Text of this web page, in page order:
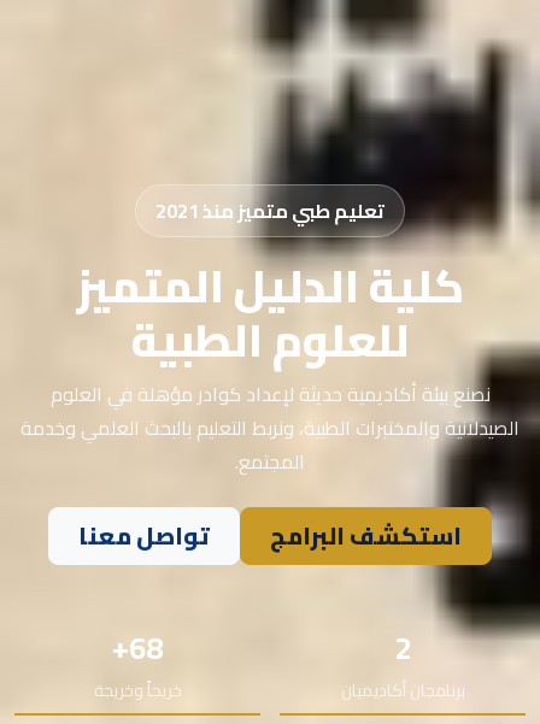
تعليم طبي متميز منذ 2021
كلية الدليل المتميز
للعلوم الطبية
نصنع بيئة أكاديمية حديثة لإعداد كوادر مؤهلة في العلوم
الصيدلانية والمختبرات الطبية، ونربط التعليم بالبحث العلمي وخدمة
المجتمع.
استكشف البرامج تواصل معنا
2
برنامجان أكاديميان
68+
خريجاً وخريجة